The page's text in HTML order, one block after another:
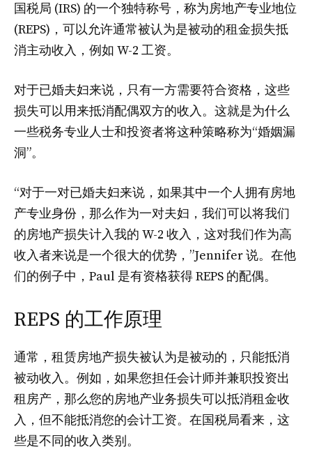
国税局 (IRS) 的一个独特称号，称为房地产专业地位
(REPS)，可以允许通常被认为是被动的租金损失抵
消主动收入，例如 W-2 工资。
对于已婚夫妇来说，只有一方需要符合资格，这些
损失可以用来抵消配偶双方的收入。这就是为什么
一些税务专业人士和投资者将这种策略称为“婚姻漏
洞”。
“对于一对已婚夫妇来说，如果其中一个人拥有房地
产专业身份，那么作为一对夫妇，我们可以将我们
的房地产损失计入我的 W-2 收入，这对我们作为高
收入者来说是一个很大的优势，”Jennifer 说。在他
们的例子中，Paul 是有资格获得 REPS 的配偶。
REPS 的工作原理
通常，租赁房地产损失被认为是被动的，只能抵消
被动收入。例如，如果您担任会计师并兼职投资出
租房产，那么您的房地产业务损失可以抵消租金收
入，但不能抵消您的会计工资。在国税局看来，这
些是不同的收入类别。